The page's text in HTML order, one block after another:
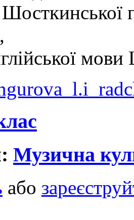
мови
Музична
або